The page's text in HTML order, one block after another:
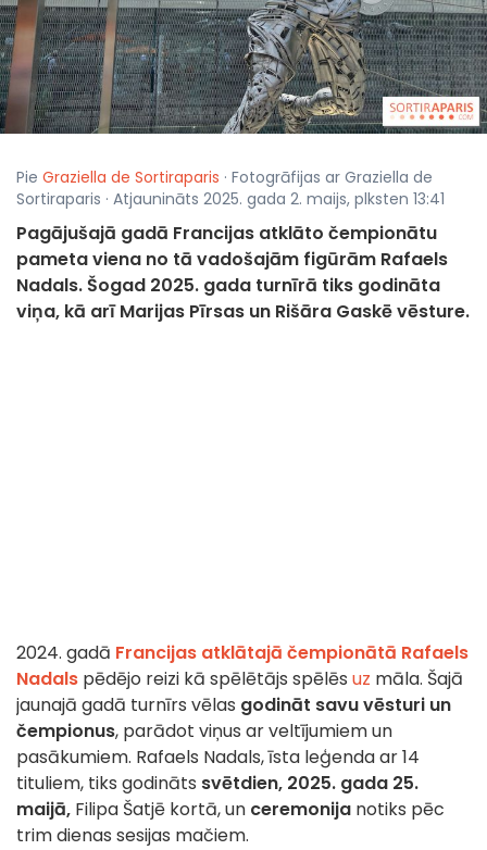
Pie Graziella de Sortiraparis · Fotogrāfijas ar Graziella de
Sortiraparis · Atjaunināts 2025. gada 2. maijs, plksten 13:41
Pagājušajā gadā Francijas atklāto čempionātu
pameta viena no tā vadošajām figūrām Rafaels
Nadals. Šogad 2025. gada turnīrā tiks godināta
viņa, kā arī Marijas Pīrsas un Rišāra Gaskē vēsture.
2024. gadā Francijas atklātajā čempionātā Rafaels
Nadals pēdējo reizi kā spēlētājs spēlēs uz māla. Šajā
jaunajā gadā turnīrs vēlas godināt savu vēsturi un
čempionus, parādot viņus ar veltījumiem un
pasākumiem. Rafaels Nadals, īsta leģenda ar 14
tituliem, tiks godināts svētdien, 2025. gada 25.
maijā, Filipa Šatjē kortā, un ceremonija notiks pēc
trim dienas sesijas mačiem.